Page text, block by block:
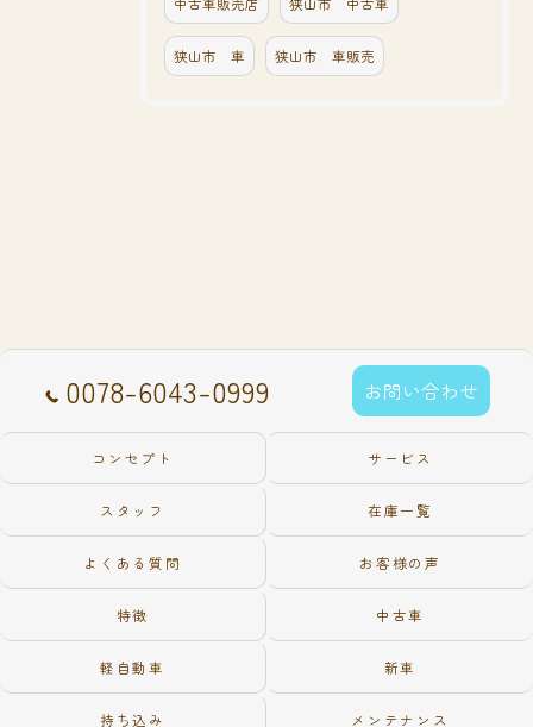
狭山市 車 狭山市 車販売
0078-6043-0999 お問い合わせ
コンセプト サービス
スタッフ 在庫一覧
よくある質問 お客様の声
特徴 中古車
軽自動車 新車
持ち込み メンテナンス